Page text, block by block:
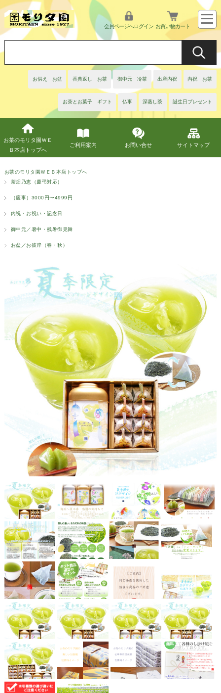
お供え お盆 香典返し お茶 御中元 冷茶 出産内祝 内祝 お茶
お茶とお菓子 ギフト 仏事 深蒸し茶 誕生日プレゼント
会員ページへログイン お買い物カート
お茶のモリタ園ＷＥ
Ｂ本店トップへ
ご利用案内 お問い合せ サイトマップ
お茶のモリタ園ＷＥＢ本店トップへ
茶畑乃恵（慶弔対応）
（慶事）3000円〜4999円
内祝・お祝い・記念日
御中元／暑中・残暑御見舞
お盆／お彼岸（春・秋）